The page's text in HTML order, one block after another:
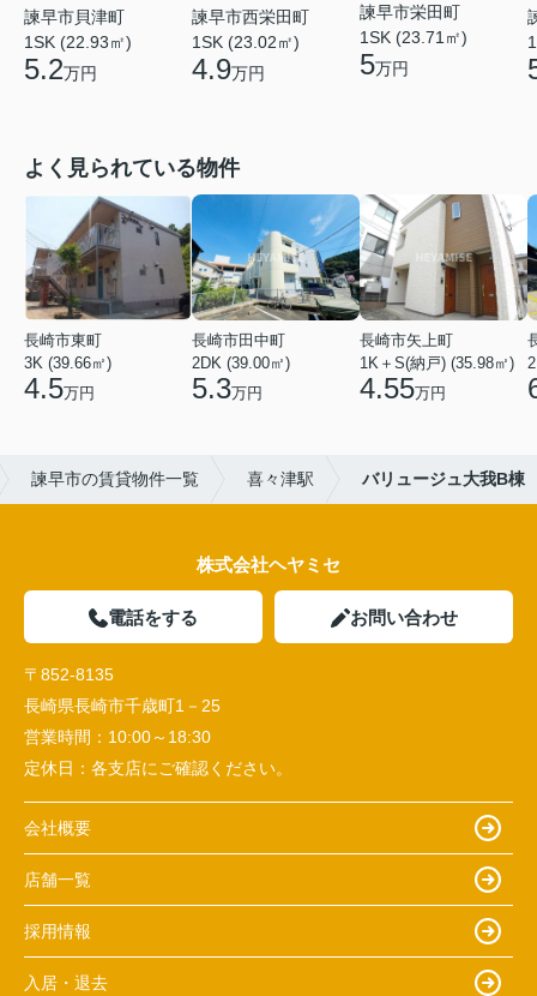
諫早市貝津町
1SK (22.93㎡)
5.2万円
諫早市西栄田町
1SK (23.02㎡)
4.9万円
諫早市栄田町
1SK (23.71㎡)
5万円
よく見られている物件
長崎市東町
3K (39.66㎡)
4.5万円
長崎市田中町
2DK (39.00㎡)
5.3万円
長崎市矢上町
1K＋S(納戸) (35.98㎡)
4.55万円
諫早市の賃貸物件一覧 喜々津駅 バリュージュ大我B棟
株式会社ヘヤミセ
電話をする お問い合わせ
〒852-8135
長崎県長崎市千歳町1－25
営業時間： 10:00～18:30
定休日： 各支店にご確認ください。
会社概要
店舗一覧
採用情報
入居・退去